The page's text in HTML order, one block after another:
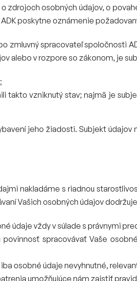
zdrojoch osobných údajov, o
poskytne oznámenie
zmluvný spracovateľ spoločnosti
alebo v rozpore so zákonom, je
takto vzniknutý stav; najmä je
jeho žiadosti. Subjekt
nakladáme s riadnou
Vašich osobných údajov
údaje vždy v súlade s právnymi
povinnosť spracovávať Vaše
osobné údaje nevyhnutné,
umožňujúce nám zaistiť